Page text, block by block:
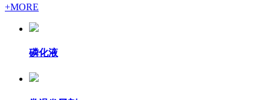
+MORE
磷化液